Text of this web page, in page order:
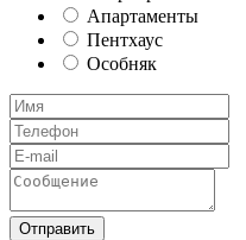
Апартаменты
Пентхаус
Особняк